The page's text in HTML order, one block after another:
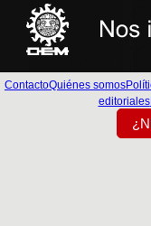
ContactoQuiénes somos
editoriales